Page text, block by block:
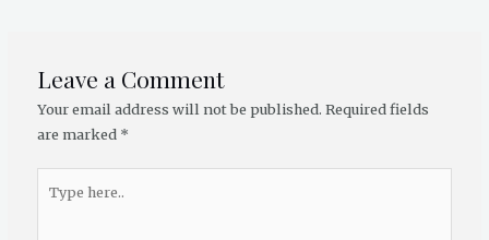
Leave a Comment
Your email address will not be published. Required fields
are marked *
here..